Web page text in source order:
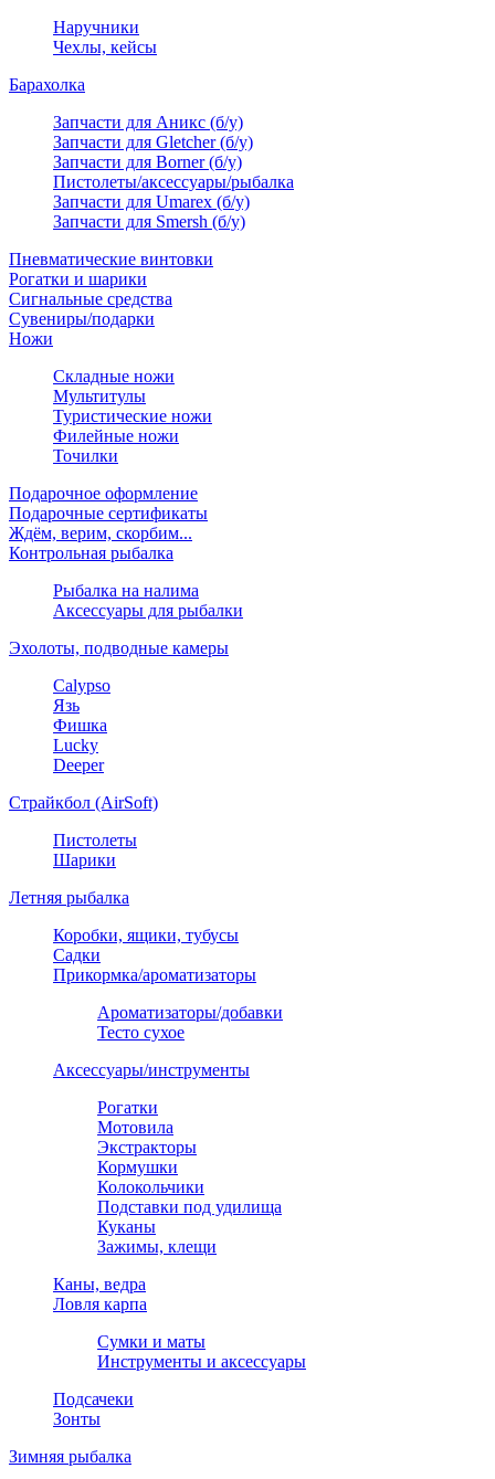
Наручники
Чехлы, кейсы
Барахолка
Запчасти для Аникс (б/у)
Запчасти для Gletcher (б/у)
Запчасти для Borner (б/у)
Пистолеты/аксессуары/рыбалка
Запчасти для Umarex (б/у)
Запчасти для Smersh (б/у)
Пневматические винтовки
Рогатки и шарики
Сигнальные средства
Сувениры/подарки
Ножи
Складные ножи
Мультитулы
Туристические ножи
Филейные ножи
Точилки
Подарочное оформление
Подарочные сертификаты
Ждём, верим, скорбим...
Контрольная рыбалка
Рыбалка на налима
Аксессуары для рыбалки
Эхолоты, подводные камеры
Calypso
Язь
Фишка
Lucky
Deeper
Страйкбол (AirSoft)
Пистолеты
Шарики
Летняя рыбалка
Коробки, ящики, тубусы
Садки
Прикормка/ароматизаторы
Ароматизаторы/добавки
Тесто сухое
Аксессуары/инструменты
Рогатки
Мотовила
Экстракторы
Кормушки
Колокольчики
Подставки под удилища
Куканы
Зажимы, клещи
Каны, ведра
Ловля карпа
Сумки и маты
Инструменты и аксессуары
Подсачеки
Зонты
Зимняя рыбалка